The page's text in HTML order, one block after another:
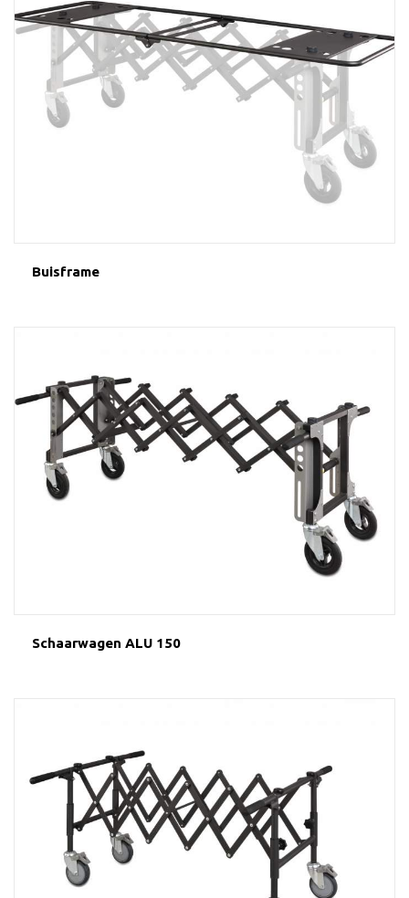
Buisframe
Schaarwagen ALU 150